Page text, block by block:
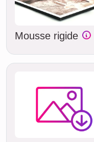
Mousse rigide